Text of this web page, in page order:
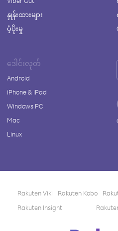
နှုန်းထားများ
ပံ့ပိုးမှု
ဒေါင်းလုတ်
Android
iPhone & iPad
Windows PC
Mac
Linux
Rakuten Viki Rakuten Kobo
Rakuten Insight